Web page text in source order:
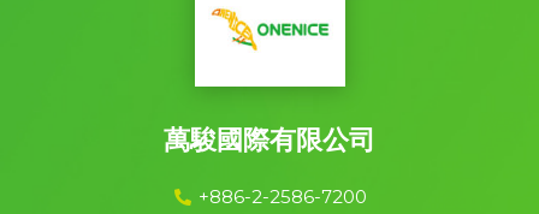
萬駿國際有限公司
+886-2-2586-7200